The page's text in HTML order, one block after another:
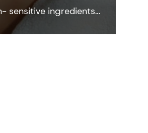
sensitive ingredients
Mixed